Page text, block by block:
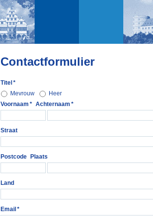
Contactformulier
Titel *
Mevrouw
Heer
Voornaam * Achternaam *
Straat
Postcode Plaats
Land
Email *